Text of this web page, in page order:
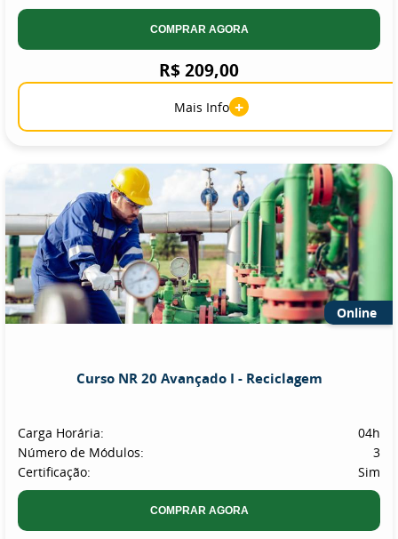
COMPRAR AGORA
R$ 209,00
Mais Info +
Online
Curso NR 20 Avançado I - Reciclagem
Carga Horária:
04h
Número de Módulos:
3
Certificação:
Sim
COMPRAR AGORA